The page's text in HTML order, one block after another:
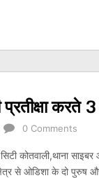
करते 3
0 Comments
सिटी कोतवाली,थाना
से ओडिशा के दो पुरुष